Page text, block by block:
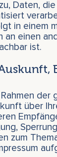
Daten,
in einem
an einen
ist.
über
zum